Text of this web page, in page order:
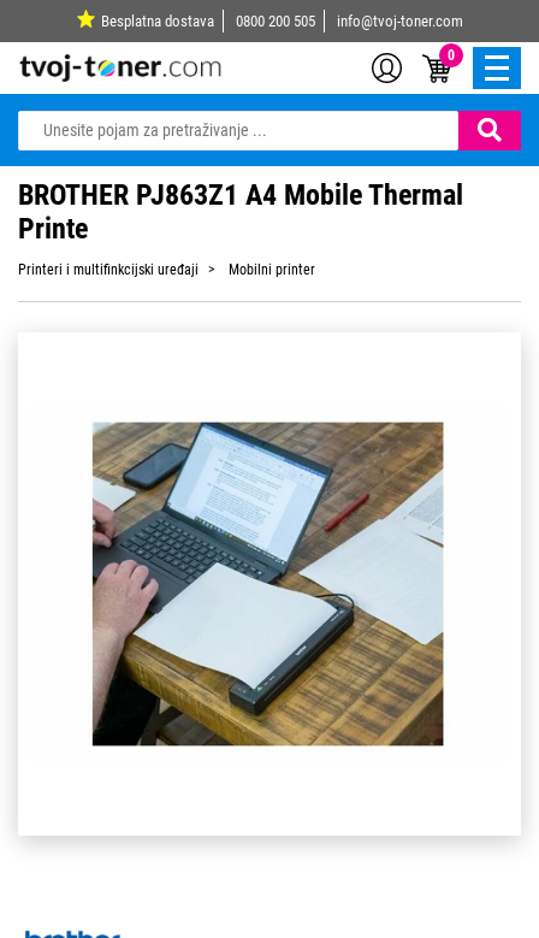
Besplatna dostava 0800 200 505 info@tvoj-toner.com
0
BROTHER PJ863Z1 A4 Mobile Thermal
Printe
Printeri i multifinkcijski uređaji Mobilni printer